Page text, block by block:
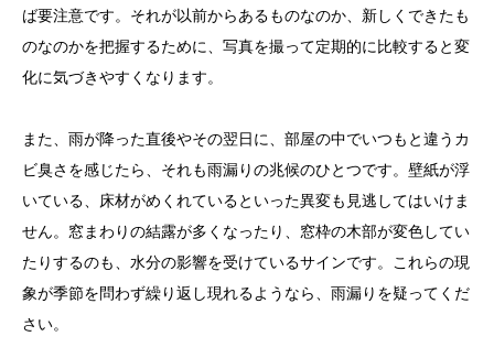
ば要注意です。それが以前からあるものなのか、新しくできたも
のなのかを把握するために、写真を撮って定期的に比較すると変
化に気づきやすくなります。
また、雨が降った直後やその翌日に、部屋の中でいつもと違うカ
ビ臭さを感じたら、それも雨漏りの兆候のひとつです。壁紙が浮
いている、床材がめくれているといった異変も見逃してはいけま
せん。窓まわりの結露が多くなったり、窓枠の木部が変色してい
たりするのも、水分の影響を受けているサインです。これらの現
象が季節を問わず繰り返し現れるようなら、雨漏りを疑ってくだ
さい。